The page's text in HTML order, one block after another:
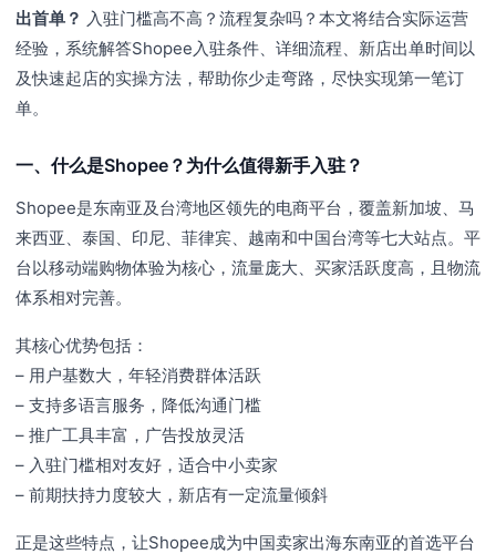
出首单？ 入驻门槛高不高？流程复杂吗？本文将结合实际运营
经验，系统解答Shopee入驻条件、详细流程、新店出单时间以
及快速起店的实操方法，帮助你少走弯路，尽快实现第一笔订
单。
一、什么是Shopee？为什么值得新手入驻？
Shopee是东南亚及台湾地区领先的电商平台，覆盖新加坡、马
来西亚、泰国、印尼、菲律宾、越南和中国台湾等七大站点。平
台以移动端购物体验为核心，流量庞大、买家活跃度高，且物流
体系相对完善。
其核心优势包括：
– 用户基数大，年轻消费群体活跃
– 支持多语言服务，降低沟通门槛
– 推广工具丰富，广告投放灵活
– 入驻门槛相对友好，适合中小卖家
– 前期扶持力度较大，新店有一定流量倾斜
正是这些特点，让Shopee成为中国卖家出海东南亚的首选平台